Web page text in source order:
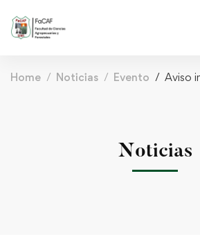
Home Noticias Evento Aviso
Noticias